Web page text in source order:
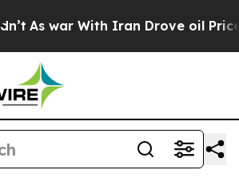
As war With Iran Drove oil Prices